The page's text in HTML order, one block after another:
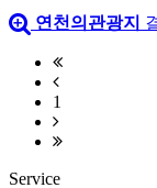
연천의관광지
1
Service